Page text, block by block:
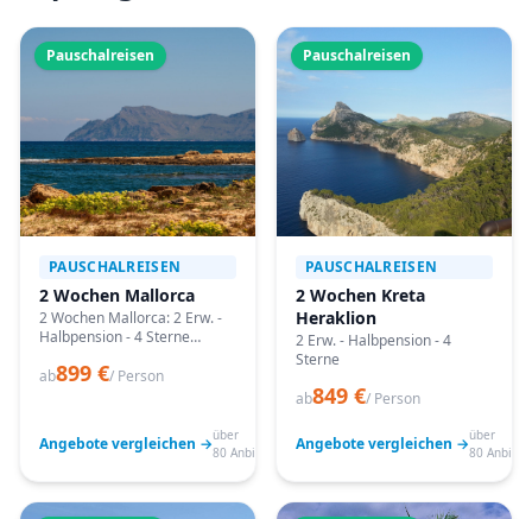
Pauschalreisen
PAUSCHALREISEN
2 Wochen Mallorca
2 Wochen Mallorca: 2 Erw. -
Halbpension - 4 Sterne
passende Termine prüfen
ab899 €/ Person
Angebote vergleichen →über
80 Anbieter
Pauschalreisen
PAUSCHALREISEN
2 Wochen Kreta
Heraklion
2 Erw. - Halbpension - 4
Sterne
ab849 €/ Person
Angebote vergleichen →über
80